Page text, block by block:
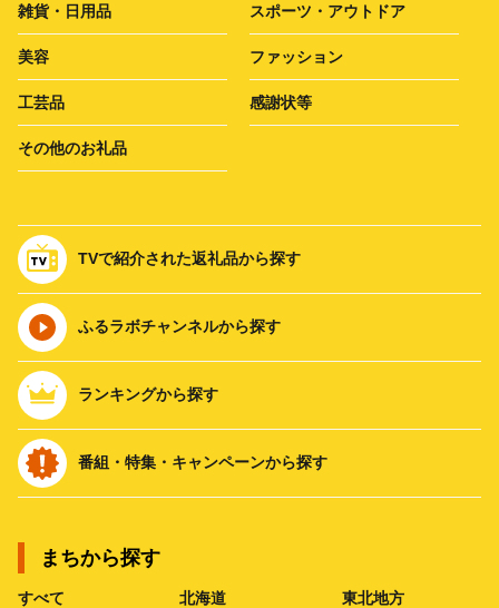
雑貨・日用品 スポーツ・アウトドア
美容 ファッション
工芸品 感謝状等
その他のお礼品
TVで紹介された返礼品から探す
ふるラボチャンネルから探す
ランキングから探す
番組・特集・キャンペーンから探す
まちから探す
すべて 北海道 東北地方